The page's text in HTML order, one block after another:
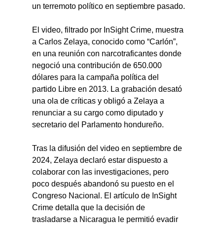
un terremoto político en septiembre pasado.
El video, filtrado por InSight Crime, muestra
a Carlos Zelaya, conocido como “Carlón”,
en una reunión con narcotraficantes donde
negoció una contribución de 650.000
dólares para la campaña política del
partido Libre en 2013. La grabación desató
una ola de críticas y obligó a Zelaya a
renunciar a su cargo como diputado y
secretario del Parlamento hondureño.
Tras la difusión del video en septiembre de
2024, Zelaya declaró estar dispuesto a
colaborar con las investigaciones, pero
poco después abandonó su puesto en el
Congreso Nacional. El artículo de InSight
Crime detalla que la decisión de
trasladarse a Nicaragua le permitió evadir